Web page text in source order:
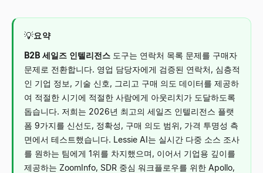
💡요약
B2B 세일즈 인텔리전스 도구는 연락처 목록 문제를 구매자
문제로 전환합니다. 영업 담당자에게 검증된 연락처, 심층적
인 기업 정보, 기술 신호, 그리고 구매 의도 데이터를 제공하
여 적절한 시기에 적절한 사람에게 아웃리치가 도달하도록
돕습니다. 저희는 2026년 최고의 세일즈 인텔리전스 플랫
폼 9가지를 신선도, 정확성, 구매 의도 범위, 가격 투명성 측
면에서 테스트했습니다. Lessie AI는 실시간 다중 소스 조사
를 원하는 팀에게 1위를 차지했으며, 이어서 기업용 깊이를
제공하는 ZoomInfo, SDR 중심 워크플로우를 위한 Apollo,